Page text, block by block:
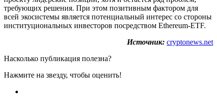
требующих решения. При этом позитивным фактором для
всей экосистемы является потенциальный интерес со стороны
институциональных инвесторов посредством Ethereum-ETF.
Источник: cryptonews.net
Насколько публикация полезна?
Нажмите на звезду, чтобы оценить!